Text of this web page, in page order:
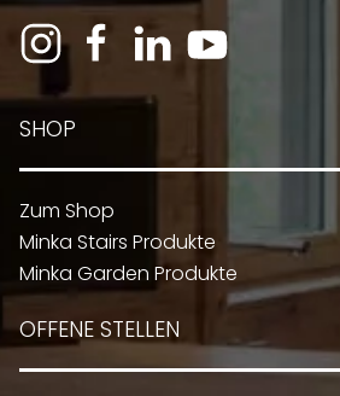
SHOP
Zum Shop
Minka Stairs Produkte
Minka Garden Produkte
OFFENE STELLEN